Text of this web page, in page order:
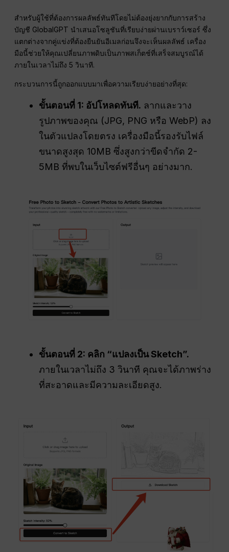
สำหรับผู้ใช้ที่ต้องการผลลัพธ์ทันทีโดยไม่ต้องยุ่งยากกับการสร้าง
บัญชี GlobalGPT นำเสนอโซลูชันที่เรียบง่ายผ่านเบราว์เซอร์ ซึ่ง
แตกต่างจากคู่แข่งที่ต้องยืนยันอีเมลก่อนจึงจะเห็นผลลัพธ์ เครื่อง
มือนี้ช่วยให้คุณเปลี่ยนภาพดิบเป็นภาพสเก็ตช์ที่เสร็จสมบูรณ์ได้
ภายในเวลาไม่ถึง 5 วินาที.
กระบวนการนี้ถูกออกแบบมาเพื่อความเรียบง่ายอย่างที่สุด:
ขั้นตอนที่ 1: อัปโหลดทันที. ลากและวาง
รูปภาพของคุณ (JPG, PNG หรือ WebP) ลง
ในตัวแปลงโดยตรง เครื่องมือนี้รองรับไฟล์
ขนาดสูงสุด 10MB ซึ่งสูงกว่าขีดจำกัด 2-
5MB ที่พบในเว็บไซต์ฟรีอื่นๆ อย่างมาก.
ขั้นตอนที่ 2: คลิก “แปลงเป็น Sketch”.
ภายในเวลาไม่ถึง 3 วินาที คุณจะได้ภาพร่าง
ที่สะอาดและมีความละเอียดสูง.